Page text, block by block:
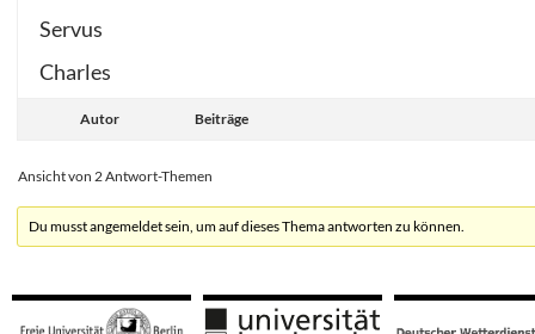
Servus
Charles
Autor Beiträge
Ansicht von 2 Antwort-Themen
Du musst angemeldet sein, um auf dieses Thema antworten zu können.